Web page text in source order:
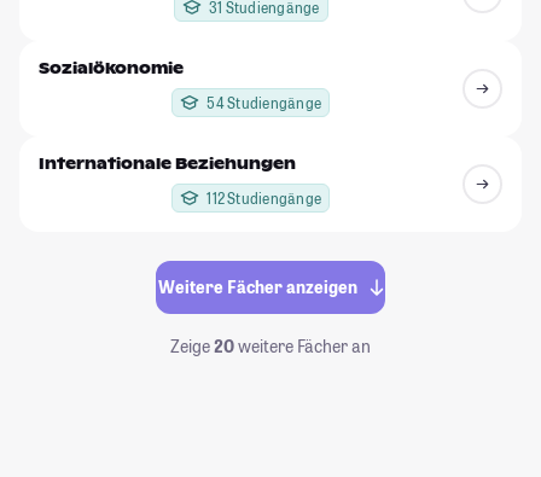
31 Studiengänge
Sozialökonomie
54 Studiengänge
Internationale Beziehungen
112 Studiengänge
Weitere Fächer anzeigen
Zeige20weitere Fächer an